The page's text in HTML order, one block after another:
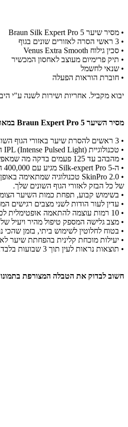
​• מסיר שיער Braun Silk Expert Pro 5
• 3 ראשי הסרה לאזורים שונים בגוף
• סכין גילוח Venus Extra Smooth
• תיק פרימיום מעוצב לאחסון המכשיר
• שנאי לחשמל
• חוברת הוראות הפעלה
יבוא מקביל. אחריות ושירות לשנה ע"י היבואן מובייל בי די
מסיר השיער Braun Expert Pro 5 במארז פרימיום מהודר כולל 3 ראשי הסרה!
• 3 ראשים להסרת שיער באזורי הגוף השונים ביניהם ראשים מדויקים לאזורים קטנים ורגישים יותר כמו הפנים ואזור הביקיני, ראש סטנדרטי לבתי השחי וראש רחב לאזורי גוף גדולים יותר כמו החזה או אזור הרגליים העליון.
• טכנולוגיית IPL (Intense Pulsed Light) המבוססת על הבזקי אור שנשלחים לשורש השיערה ומונעים צמיחה מחודשת של השיער.
• מהבהב עד 125 פעמים בדקה מה שמאפשר החלקה על גבי העור ללא מאמץ ופחות אזורים שהתפספסו.
• ה-Silk-expert Pro 5 מגיע עם 400,000 הבזקים שמספקים שווי ערך ל-22 שנות טיפולי גוף מלא.
•
של כל הבזק לאזורי הגוף השונים שלך.
• בשימוש קבוע, תפחת כמות השיער
• עדין לעור הודות לשני מצבים רגישים
• 10 רמות עוצמה להתאמה אופטימלית לכל אזור בגוף בהתאם לצבע העור בעזרת חיישן ייחודי בטכנולוגיית SensoAdapt
• מצב גלישה המספק טיפול מהיר ויעיל של
• בטוח לחלוטין לשימוש ביתי, בזמן שהכי
• יעילות מוכחת קלינית בהפחתת שיער
• תוצאות נראות לעין תוך 3 שבועות בלבד. שנה אחת של עור חלק. מתאים למגוון רחב של גווני עור מעור בהיר עד כהה בינוני, עם שיער שנע בין בלונד טבעי לחום כהה או שחור.
חשוב לבדוק את הטבלה המצורפת